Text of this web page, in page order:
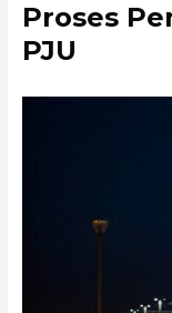
Proses
PJU